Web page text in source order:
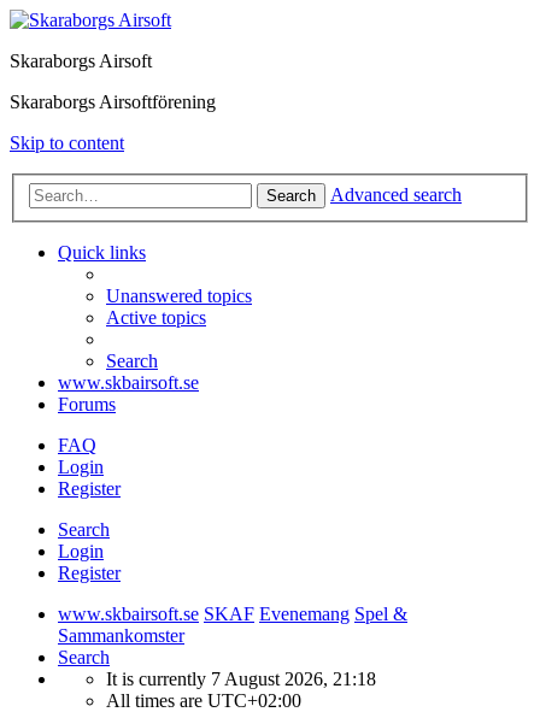
Skaraborgs Airsoft
Skaraborgs Airsoftförening
Skip to content
Search Advanced search
Quick links
Unanswered topics
Active topics
Search
www.skbairsoft.se
Forums
FAQ
Login
Register
Search
Login
Register
www.skbairsoft.se SKAF Evenemang Spel &
Sammankomster
Search
It is currently 7 August 2026, 21:18
All times are UTC+02:00